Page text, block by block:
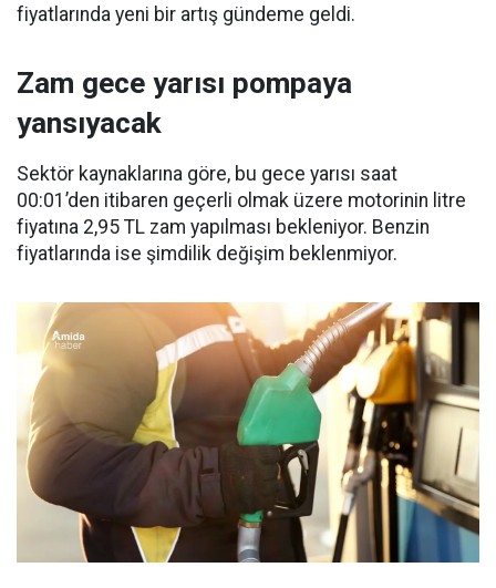
fiyatlarında yeni bir artış gündeme geldi.
Zam gece yarısı pompaya
yansıyacak
Sektör kaynaklarına göre, bu gece yarısı saat
00:01’den itibaren geçerli olmak üzere motorinin litre
fiyatına 2,95 TL zam yapılması bekleniyor. Benzin
fiyatlarında ise şimdilik değişim beklenmiyor.